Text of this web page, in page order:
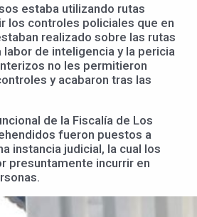
estaba utilizando rutas
los controles policiales que en
realizado sobre las rutas
de inteligencia y la pericia
no les permitieron
y acabaron tras las
de la Fiscalía de Los
fueron puestos a
instancia judicial, la cual los
presuntamente incurrir en